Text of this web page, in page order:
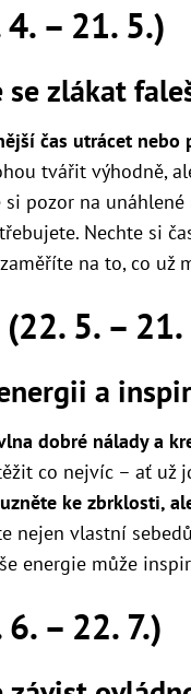
– 21. 5.)
se zlákat
čas utrácet nebo
tvářit výhodně,
si pozor na
Nechte si
na to, co už
5. – 21.
a
dobré nálady a
co nejvíc – ať už
ke zbrklosti,
nejen vlastní
energie může
– 22. 7.)